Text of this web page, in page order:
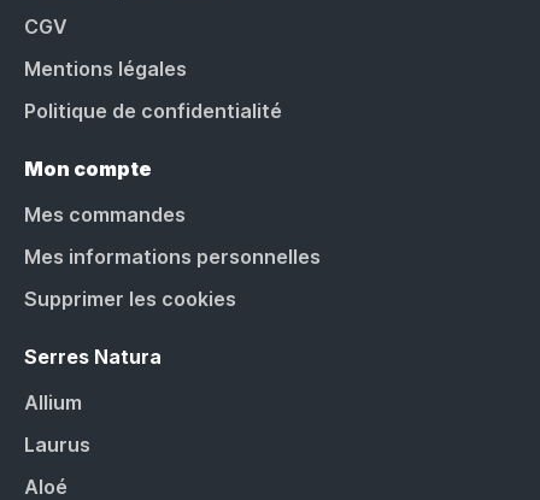
CGV
Mentions légales
Politique de confidentialité
Mon compte
Mes commandes
Mes informations personnelles
Supprimer les cookies
Serres Natura
Allium
Laurus
Aloé